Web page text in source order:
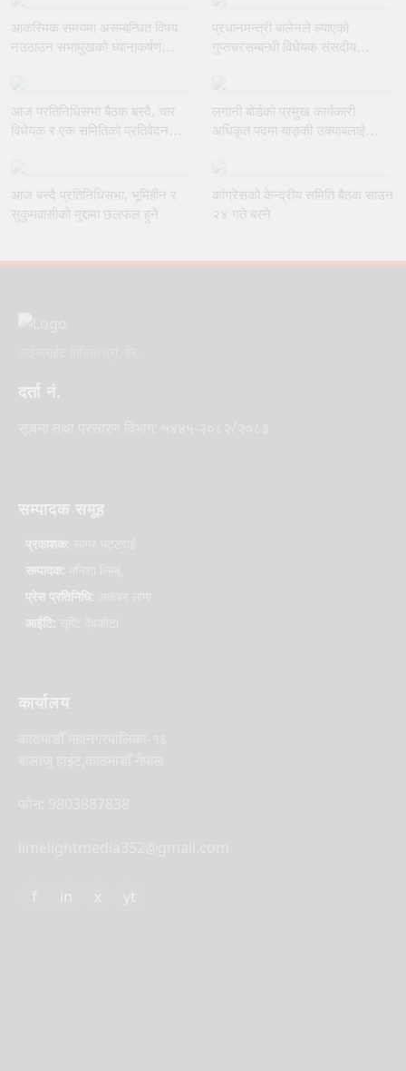
आकस्मिक समयमा असम्बन्धित विषय
नउठाउन सभामुखको ध्यानाकर्षण
प्रधानमन्त्री बालेनले ल्याएको
गुप्तचरसम्बन्धी विधेयक संसदीय
आज प्रतिनिधिसभा बैठक बस्दै, चार
विधेयक र एक समितिको प्रतिवेदन
लगानी बोर्डको प्रमुख कार्यकारी
अधिकृत पदमा याङ्की उक्याबलाई
आज बस्दै प्रतिनिधिसभा, भूमिहीन र
सुकुमवासीको मुद्दामा छलफल हुने
कांग्रेसको केन्द्रीय समिति बैठक साउन
२४ गते बस्ने
दर्ता नं.
सम्पादक समूह
प्रकाशक:
सम्पादक:
प्रेस प्रतिनिधि:
आईटि:
कार्यालय
f in x yt